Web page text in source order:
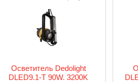
Осветитель Dedolight
DLED9.1-T 90W. 3200K